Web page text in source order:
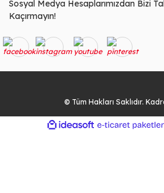
Sosyal Medya Hesaplarımızdan Bizi
Kaçırmayın!
© Tüm Hakları Saklıdır.
ideasoft